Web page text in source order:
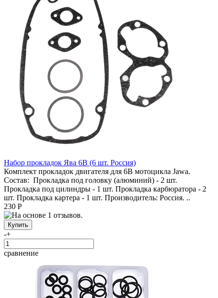
Набор прокладок Ява 6В (6 шт. Россия)
Комплект прокладок двигателя для 6В мотоцикла Jawa.
Состав: Прокладка под головку (алюминий) - 2 шт.
Прокладка под цилиндры - 1 шт. Прокладка карбюратора - 2
шт. Прокладка картера - 1 шт. Производитель: Россия. ..
230 Р
-+
сравнение